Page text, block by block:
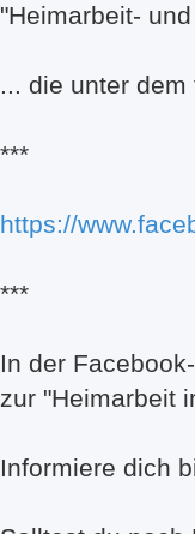
"Heimarbeit-
... die unter
***
https://
***
In der
zur "Heimarbeit
Informiere dich